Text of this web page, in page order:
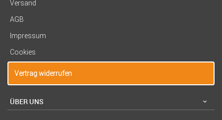
Versand
AGB
Impressum
Cookies
Vertrag widerrufen
ÜBER UNS